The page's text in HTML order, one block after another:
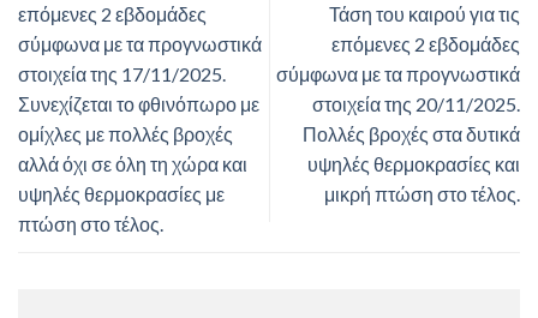
επόμενες 2 εβδομάδες
σύμφωνα με τα προγνωστικά
στοιχεία της 17/11/2025.
Συνεχίζεται το φθινόπωρο με
ομίχλες με πολλές βροχές
αλλά όχι σε όλη τη χώρα και
υψηλές θερμοκρασίες με
πτώση στο τέλος.
Τάση του καιρού για τις
επόμενες 2 εβδομάδες
σύμφωνα με τα προγνωστικά
στοιχεία της 20/11/2025.
Πολλές βροχές στα δυτικά
υψηλές θερμοκρασίες και
μικρή πτώση στο τέλος.